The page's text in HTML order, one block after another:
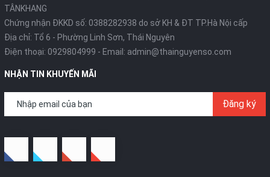
TÂNKHANG
Chứng nhận ĐKKD số: 0388282938 do sở KH & ĐT TP.Hà Nội cấp
Địa chỉ: Tổ 6 - Phường Linh Sơn, Thái Nguyên
Điện thoại: 0929804999 - Email: admin@thainguyenso.com
NHẬN TIN KHUYẾN MÃI
Đăng ký